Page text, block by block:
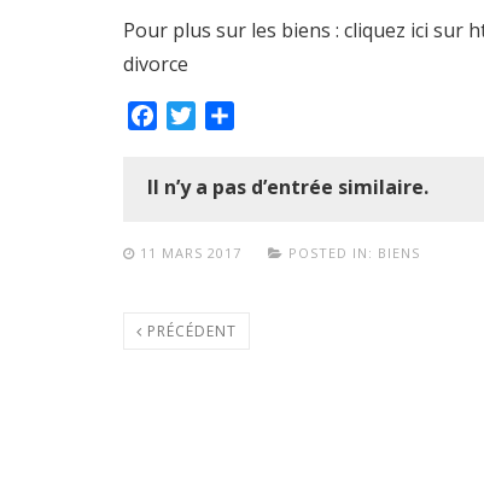
Pour plus sur les biens : cliquez ici sur
divorce
FacebookTwitter
Il n’y a pas d’entrée similaire.
11 MARS 2017 POSTED IN: BIENS
PRÉCÉDENT